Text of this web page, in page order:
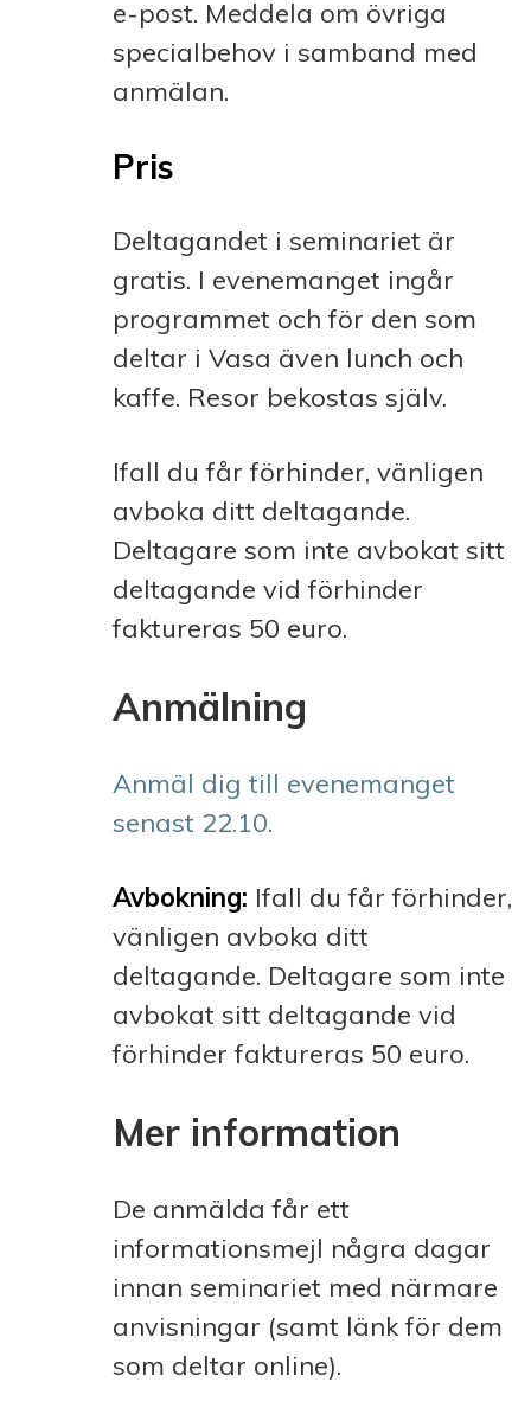
e-post. Meddela om övriga
specialbehov i samband med
anmälan.
Pris
Deltagandet i seminariet är
gratis. I evenemanget ingår
programmet och för den som
deltar i Vasa även lunch och
kaffe. Resor bekostas själv.
Ifall du får förhinder, vänligen
avboka ditt deltagande.
Deltagare som inte avbokat sitt
deltagande vid förhinder
faktureras 50 euro.
Anmälning
Anmäl dig till evenemanget
senast 22.10.
Avbokning: Ifall du får förhinder,
vänligen avboka ditt
deltagande. Deltagare som inte
avbokat sitt deltagande vid
förhinder faktureras 50 euro.
Mer information
De anmälda får ett
informationsmejl några dagar
innan seminariet med närmare
anvisningar (samt länk för dem
som deltar online).